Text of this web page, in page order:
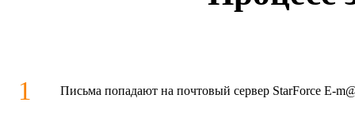
1 Письма попадают на почтовый сервер StarForce E-